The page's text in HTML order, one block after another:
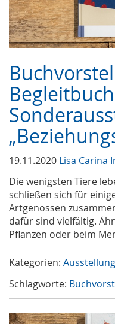
19.11.2020 Lisa Carina
Die wenigsten Tiere
schließen sich für
Artgenossen
dafür sind vielfältig.
Pflanzen oder beim
Kategorien:
Schlagworte: